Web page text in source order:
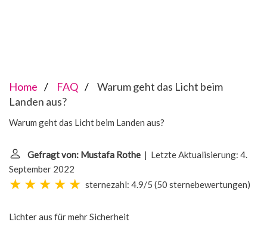
Home FAQ
Warum geht das Licht beim
Landen aus?
Warum geht das Licht beim Landen aus?
Gefragt von: Mustafa Rothe | Letzte Aktualisierung: 4.
September 2022
sternezahl: 4.9/5 (50 sternebewertungen)
Lichter aus für mehr Sicherheit